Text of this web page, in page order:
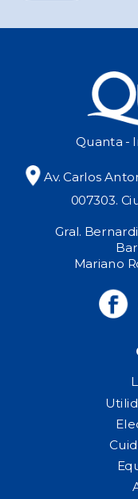
Quanta -
Av. Carlos
007303.
Gral.
Mariano